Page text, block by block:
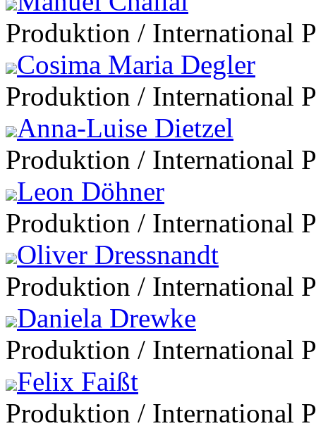
Produktion / International
Cosima Maria Degler
Produktion / International
Anna-Luise Dietzel
Produktion / International
Leon Döhner
Produktion / International
Oliver Dressnandt
Produktion / International
Daniela Drewke
Produktion / International
Felix Faißt
Produktion / International